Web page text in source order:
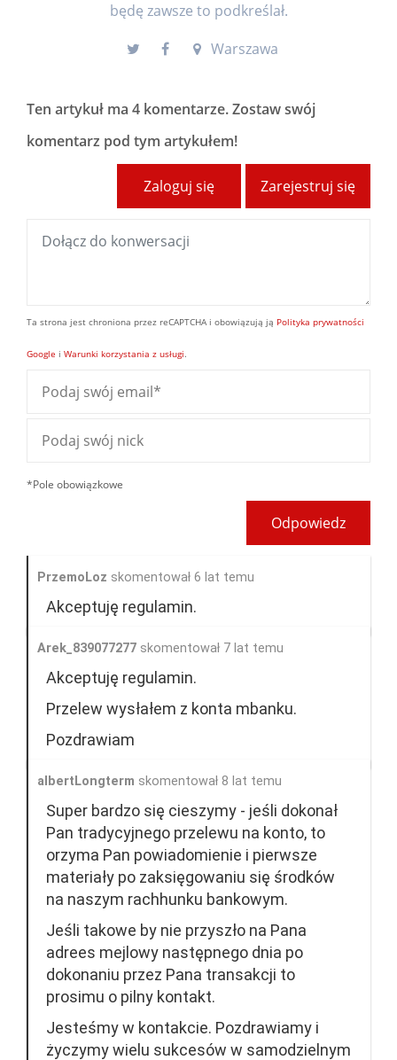
będę zawsze to podkreślał.
Warszawa
Ten artykuł ma 4 komentarze. Zostaw swój
komentarz pod tym artykułem!
Zarejestruj się
Zaloguj się
Ta strona jest chroniona przez reCAPTCHA i obowiązują ją Polityka prywatności
Google i Warunki korzystania z usługi.
*Pole obowiązkowe
Odpowiedz
PrzemoLoz skomentował 6 lat temu
Akceptuję regulamin.
Arek_839077277 skomentował 7 lat temu
Akceptuję regulamin.
Przelew wysłałem z konta mbanku.
Pozdrawiam
albertLongterm skomentował 8 lat temu
Super bardzo się cieszymy - jeśli dokonał
Pan tradycyjnego przelewu na konto, to
orzyma Pan powiadomienie i pierwsze
materiały po zaksięgowaniu się środków
na naszym rachhunku bankowym.
Jeśli takowe by nie przyszło na Pana
adrees mejlowy następnego dnia po
dokonaniu przez Pana transakcji to
prosimu o pilny kontakt.
Jesteśmy w kontakcie. Pozdrawiamy i
życzymy wielu sukcesów w samodzielnym